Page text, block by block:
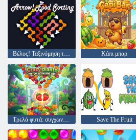
Βέλος! Ταξινόμηση τροφίμων Κάπι μπαρ
Τρελά φυτά: συγχωνεύστε, μεγαλώστε και κερδίστε Save The Fruit